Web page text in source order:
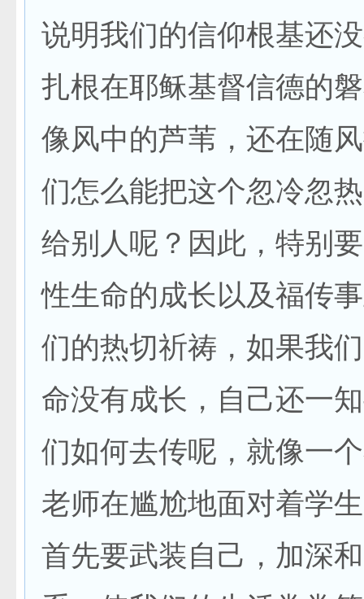
说明我们的信仰根基还
扎根在耶稣基督信德的
像风中的芦苇，还在随
们怎么能把这个忽冷忽
给别人呢？因此，特别
性生命的成长以及福传
们的热切祈祷，如果我
命没有成长，自己还一
们如何去传呢，就像一
老师在尴尬地面对着学
首先要武装自己，加深